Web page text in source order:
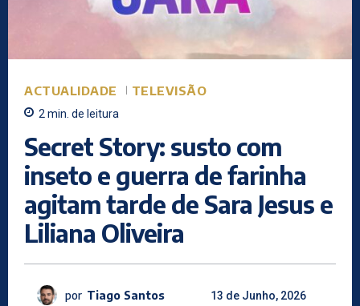
ACTUALIDADE TELEVISÃO
2 min. de leitura
Secret Story: susto com
inseto e guerra de farinha
agitam tarde de Sara Jesus e
Liliana Oliveira
por Tiago Santos 13 de Junho, 2026